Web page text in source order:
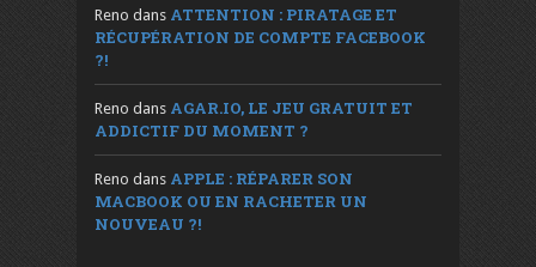
Reno dans ATTENTION : PIRATAGE ET
RÉCUPÉRATION DE COMPTE FACEBOOK
?!
Reno dans AGAR.IO, LE JEU GRATUIT ET
ADDICTIF DU MOMENT ?
Reno dans APPLE : RÉPARER SON
MACBOOK OU EN RACHETER UN
NOUVEAU ?!